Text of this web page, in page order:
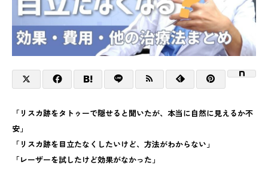
「リスカ跡をタトゥーで隠せると聞いたが、本当に自然に見えるか不
安」
「リスカ跡を目立たなくしたいけど、方法がわからない」
「レーザーを試したけど効果がなかった」